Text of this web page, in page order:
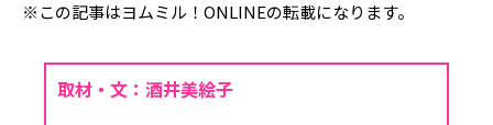
※この記事はヨムミル！ONLINEの転載になります。
取材・文：酒井美絵子